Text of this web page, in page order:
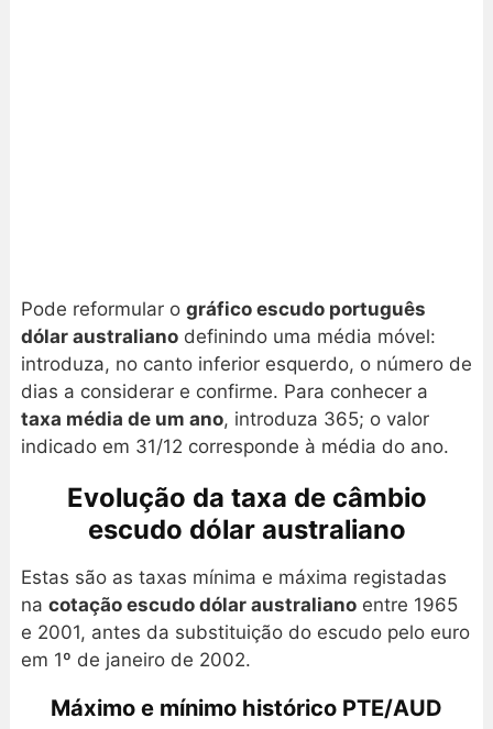
Pode reformular o gráfico escudo português
dólar australianodefinindo uma média móvel:
introduza, no canto inferior esquerdo, o número de
dias a considerar e confirme. Para conhecer a
taxa média de um ano, introduza 365; o valor
indicado em 31/12 corresponde à média do ano.
Evolução da taxa de câmbio
escudo dólar australiano
Estas são as taxas mínima e máxima registadas
na cotação escudo dólar australianoentre 1965
e 2001, antes da substituição do escudo pelo euro
em 1º de janeiro de 2002.
Máximo e mínimo histórico PTE/AUD